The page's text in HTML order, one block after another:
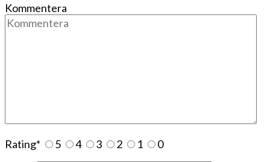
Kommentera
Rating* 5 4 3 2 1
0